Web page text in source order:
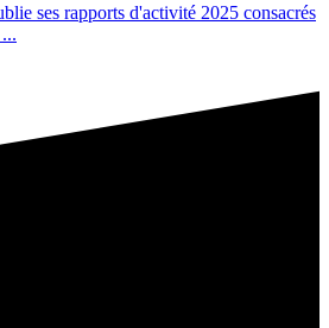
ses rapports d'activité 2025 consacrés